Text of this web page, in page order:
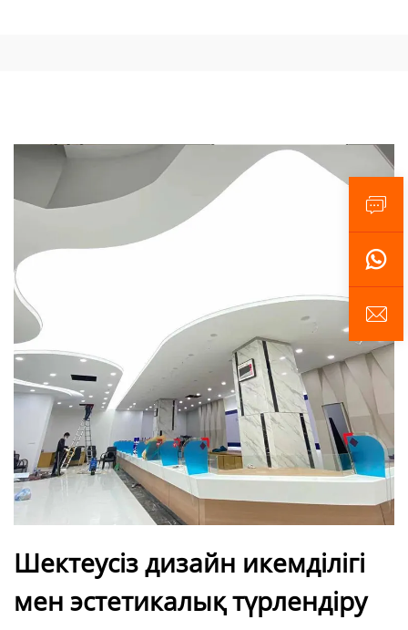
Шектеусіз дизайн икемділігі
мен эстетикалық түрлендіру